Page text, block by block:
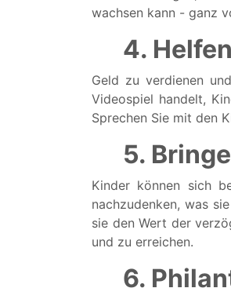
wachsen kann - ganz
4.
Geld zu verdienen
Videospiel handelt,
Sprechen Sie mit den
5.
Kinder können sich
nachzudenken, was
sie den Wert der
und zu erreichen.
6.